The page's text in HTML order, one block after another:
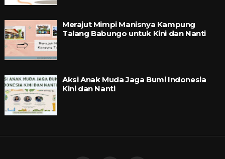
Merajut Mimpi Manisnya Kampung
Talang Babungo untuk Kini dan Nanti
Aksi Anak Muda Jaga Bumi Indonesia
Kini dan Nanti